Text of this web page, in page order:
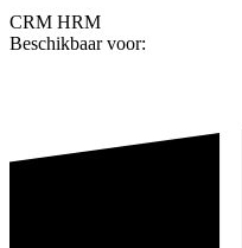
CRM HRM
Beschikbaar voor: